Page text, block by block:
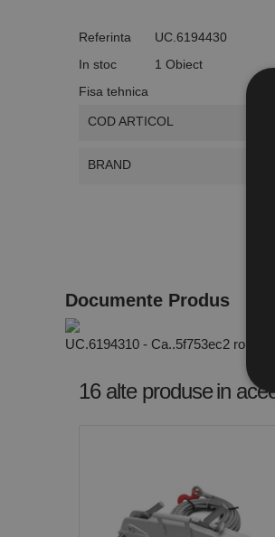
Referinta
UC.6194430
In stoc
1 Obiect
Fisa tehnica
COD ARTICOL
BRAND
Documente Produs
UC.6194310 - Ca..5f753ec2 ro.PDF
16 alte produsein